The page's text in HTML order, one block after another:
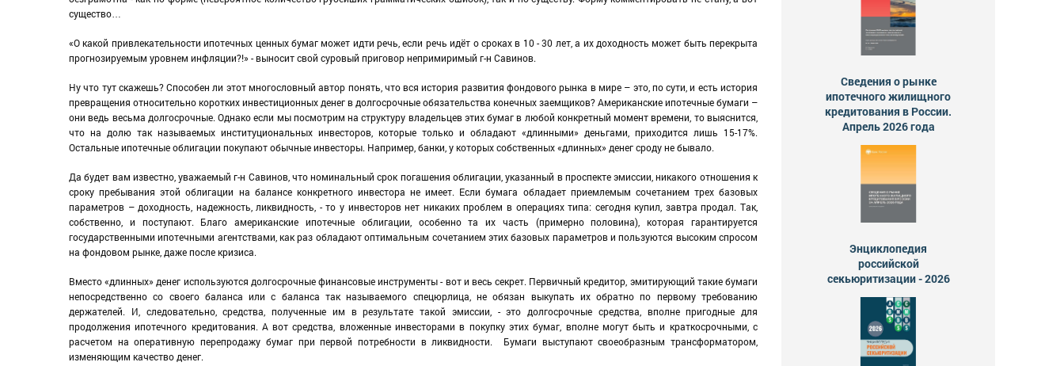
существо…
«О какой привлекательности ипотечных ценных бумаг может идти речь, если речь идёт о сроках в 10 - 30 лет, а их доходность может быть перекрыта
прогнозируемым уровнем инфляции?!» - выносит свой суровый приговор непримиримый г-н Савинов.
Ну что тут скажешь? Способен ли этот многословный автор понять, что вся история развития фондового рынка в мире – это, по сути, и есть история
превращения относительно коротких инвестиционных денег в долгосрочные обязательства конечных заемщиков? Американские ипотечные бумаги –
они ведь весьма долгосрочные. Однако если мы посмотрим на структуру владельцев этих бумаг в любой конкретный момент времени, то выяснится,
что на долю так называемых институциональных инвесторов, которые только и обладают «длинными» деньгами, приходится лишь 15-17%.
Остальные ипотечные облигации покупают обычные инвесторы. Например, банки, у которых собственных «длинных» денег сроду не бывало.
Да будет вам известно, уважаемый г-н Савинов, что номинальный срок погашения облигации, указанный в проспекте эмиссии, никакого отношения к
сроку пребывания этой облигации на балансе конкретного инвестора не имеет. Если бумага обладает приемлемым сочетанием трех базовых
параметров – доходность, надежность, ликвидность, - то у инвесторов нет никаких проблем в операциях типа: сегодня купил, завтра продал. Так,
собственно, и поступают. Благо американские ипотечные облигации, особенно та их часть (примерно половина), которая гарантируется
государственными ипотечными агентствами, как раз обладают оптимальным сочетанием этих базовых параметров и пользуются высоким спросом
на фондовом рынке, даже после кризиса.
Вместо «длинных» денег используются долгосрочные финансовые инструменты - вот и весь секрет. Первичный кредитор, эмитирующий такие бумаги
непосредственно со своего баланса или с баланса так называемого спецюрлица, не обязан выкупать их обратно по первому требованию
держателей. И, следовательно, средства, полученные им в результате такой эмиссии, - это долгосрочные средства, вполне пригодные для
продолжения ипотечного кредитования. А вот средства, вложенные инвесторами в покупку этих бумаг, вполне могут быть и краткосрочными, с
расчетом на оперативную перепродажу бумаг при первой потребности в ликвидности. Бумаги выступают своеобразным трансформатором,
изменяющим качество денег.
Сведения о рынке
ипотечного жилищного
кредитования в России.
Апрель 2026 года
Энциклопедия
российской
секьюритизации - 2026